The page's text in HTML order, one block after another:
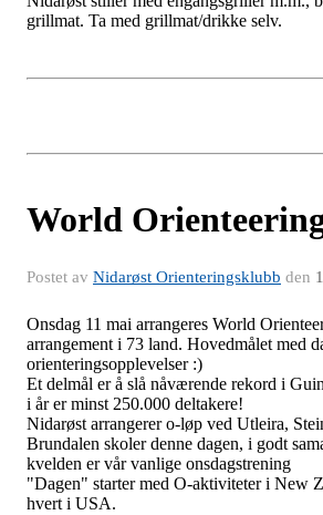
grillmat. Ta med grillmat/drikke selv.
World
Postet av Nidarøst Orienteringsklubb den
Onsdag 11 mai arrangeres World
arrangement i 73 land. Hovedmålet med
orienteringsopplevelser :)
Et delmål er å slå nåværende rekord i
i år er minst 250.000 deltakere!
Nidarøst arrangerer o-løp ved Utleira,
Brundalen skoler denne dagen, i godt
kvelden er vår vanlige onsdagstrening
"Dagen" starter med O-aktiviteter i New
hvert i USA.